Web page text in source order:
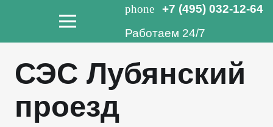
phone
+7 (495) 032-12-64
Работаем 24/7
СЭС Лубянский
проезд